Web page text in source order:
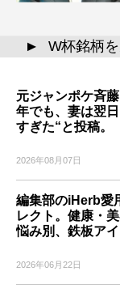
▲ W杯銘柄
元ジャンポケ斉
年でも、妻は翌
すぎた“と投稿。
2026年08月07日
編集部のiHerb愛
レクト。健康・
悩み別、鉄板ア
2026年06月22日